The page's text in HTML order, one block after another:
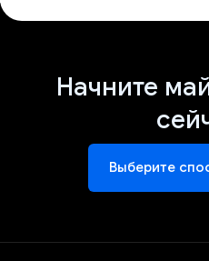
Начните
Выберите